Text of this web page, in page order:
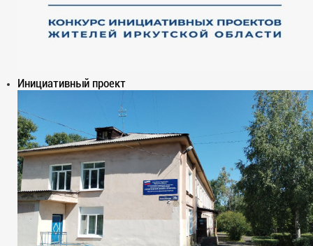
Инициативный проект